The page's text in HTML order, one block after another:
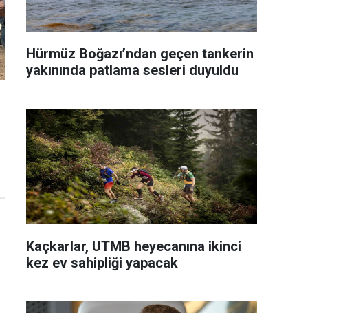
Hürmüz Boğazı’ndan geçen tankerin
yakınında patlama sesleri duyuldu
Kaçkarlar, UTMB heyecanına ikinci
kez ev sahipliği yapacak